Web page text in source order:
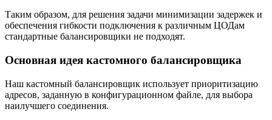
Таким образом, для решения задачи минимизации задержек и
обеспечения гибкости подключения к различным ЦОДам
стандартные балансировщики не подходят.
Основная идея кастомного балансировщика
Наш кастомный балансировщик использует приоритизацию
адресов, заданную в конфигурационном файле, для выбора
наилучшего соединения.